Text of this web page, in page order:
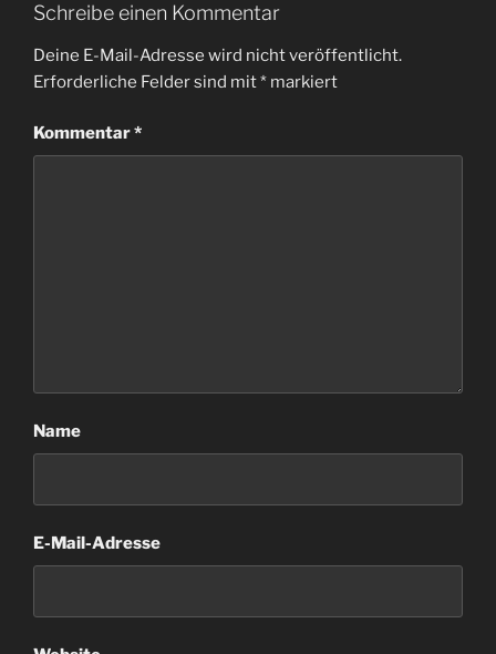
Schreibe einen Kommentar
Deine E-Mail-Adresse wird nicht veröffentlicht.
Erforderliche Felder sind mit* markiert
Kommentar*
Name
E-Mail-Adresse